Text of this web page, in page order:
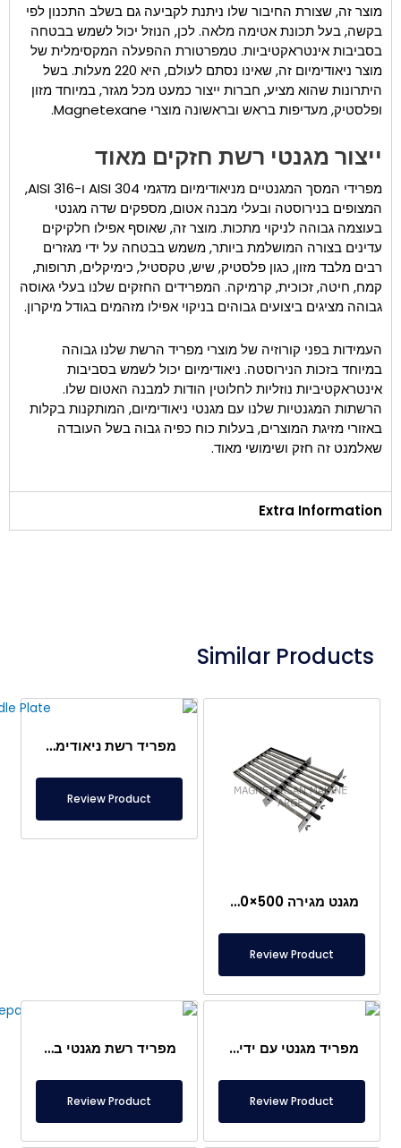
מוצר זה, שצורת החיבור שלו ניתנת לקביעה גם בשלב התכנון לפי
בקשה, בעל תכונת אטימה מלאה. לכן, הנוזל יכול לשמש בבטחה
בסביבות אינטראקטיביות. טמפרטורת ההפעלה המקסימלית של
מוצר ניאודימיום זה, שאינו נסתם לעולם, היא 220 מעלות. בשל
היתרונות שהוא מציע, חברות ייצור כמעט מכל מגזר, במיוחד מזון
ופלסטיק, מעדיפות בראש ובראשונה מוצרי Magnetexane.
ייצור מגנטי רשת חזקים מאוד
מפרידי המסך המגנטיים מניאודימיום מדגמי AISI 304 ו-AISI 316,
המצופים בנירוסטה ובעלי מבנה אטום, מספקים שדה מגנטי
בעוצמה גבוהה לניקוי מתכות. מוצר זה, שאוסף אפילו חלקיקים
עדינים בצורה המושלמת ביותר, משמש בבטחה על ידי מגזרים
רבים מלבד מזון, כגון פלסטיק, שיש, טקסטיל, כימיקלים, תרופות,
קמח, חיטה, זכוכית, קרמיקה. המפרידים החזקים שלנו בעלי גאוסה
גבוהה מציגים ביצועים גבוהים בניקוי אפילו מזהמים בגודל מיקרון.
העמידות בפני קורוזיה של מוצרי מפריד הרשת שלנו גבוהה
במיוחד בזכות הנירוסטה. ניאודימיום יכול לשמש בסביבות
אינטראקטיביות נוזליות לחלוטין הודות למבנה האטום שלו.
הרשתות המגנטיות שלנו עם מגנטי ניאודימיום, המותקנות בקלות
באזורי מזיגת המוצרים, בעלות כוח כפיה גבוה בשל העובדה
שאלמנט זה חזק ושימושי מאוד.
Extra Information
Similar Products
מגנט מגירה 500×400 מ"מ – קל לניקוי
Review Product
מפריד רשת ניאודימיום 400×400 מ"מ עם לוחית ידית מיוחדת
Review Product
מפריד מגנטי עם ידית – לחברות מזון
Review Product
מפריד רשת מגנטי בעיצוב מיוחד
Review Product